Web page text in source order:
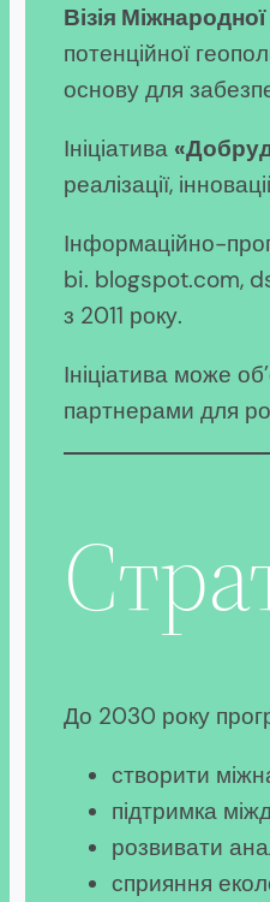
Візія
потенційної
основу для
Ініціатива
реалізації,
Інформаційно-
bi. blogspot.com,
з 2011 року.
Ініціатива може
партнерами для
До 2030 року
створити
підтримка
розвивати
сприяння